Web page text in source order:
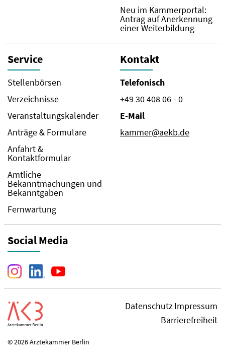
Neu im Kammerportal:
Antrag auf Anerkennung
einer Weiterbildung
Service
Stellenbörsen
Verzeichnisse
Veranstaltungskalender
Anträge & Formulare
Anfahrt &
Kontaktformular
Amtliche
Bekanntmachungen und
Bekanntgaben
Fernwartung
Kontakt
Telefonisch
+49 30 408 06 - 0
E-Mail
kammer@aekb.de
Social Media
DatenschutzImpressum
Barrierefreiheit
© 2026 Ärztekammer Berlin